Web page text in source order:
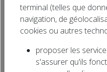
Émissions
Infos
terminal (telles que
navigation, de
cookies ou autres
proposer les
s'assurer qu'ils
Accueil Agenda associatif